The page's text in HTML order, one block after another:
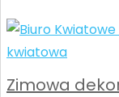
Zimowa